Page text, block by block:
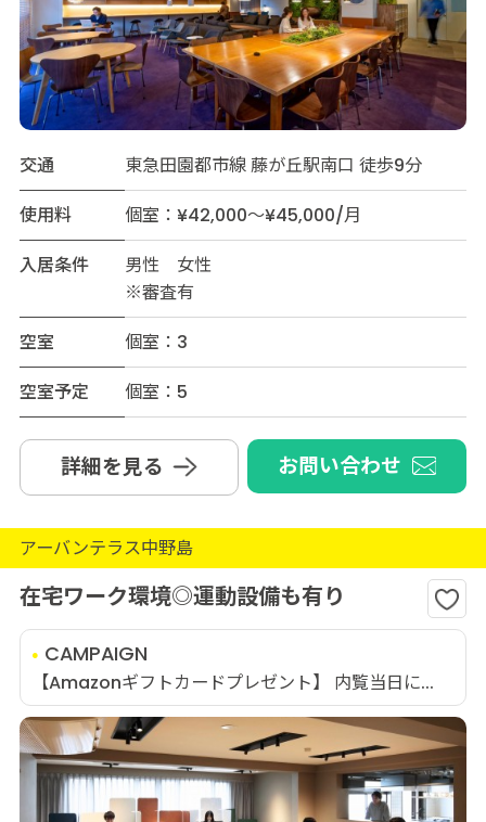
交通
東急田園都市線 藤が丘駅南口 徒歩9分
使用料
個室：¥42,000～¥45,000/月
入居条件
男性 女性
※審査有
空室
個室：3
空室予定
個室：5
詳細を見る お問い合わせ
アーバンテラス中野島
在宅ワーク環境◎運動設備も有り
CAMPAIGN
【Amazonギフトカードプレゼント】 内覧当日に...